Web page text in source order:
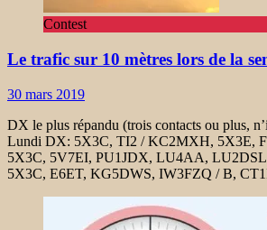
Contest
Le trafic sur 10 mètres lors de la
30 mars 2019
DX le plus répandu (trois contacts ou plus,
Lundi DX: 5X3C, TI2 / KC2MXH, 5X3E,
5X3C, 5V7EI, PU1JDX, LU4AA,
5X3C, E6ET, KG5DWS, IW3FZQ / B,